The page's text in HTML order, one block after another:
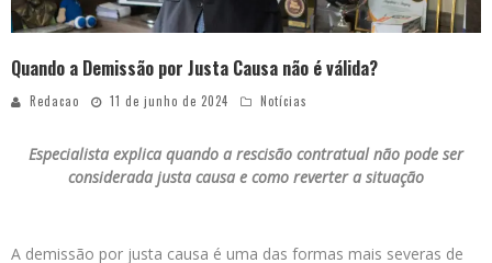
Quando a Demissão por Justa Causa não é válida?
Redacao 11 de junho de 2024 Notícias
Especialista explica quando a rescisão contratual não pode ser
considerada justa causa e como reverter a situação
A demissão por justa causa é uma das formas mais severas de